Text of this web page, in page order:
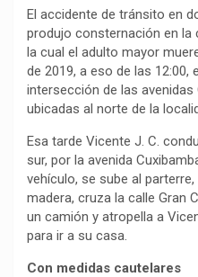
El accidente de tránsito en
produjo consternación en la
la cual el adulto mayor
de 2019, a eso de las 12:00,
intersección de las avenidas
ubicadas al norte de la
Esa tarde Vicente J. C.
sur, por la avenida
vehículo, se sube al
madera, cruza la calle Gran
un camión y atropella a
para ir a su casa.
Con medidas cautelares